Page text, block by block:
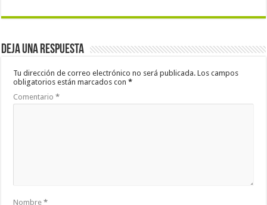
Deja una respuesta
Tu dirección de correo electrónico no será publicada. Los campos
obligatorios están marcados con*
Comentario*
Nombre*